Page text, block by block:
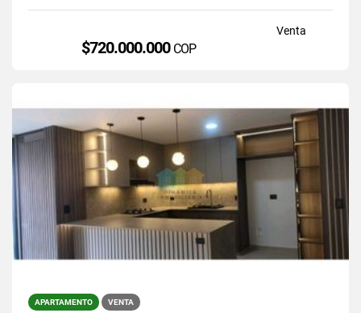
Venta
$720.000.000 COP
APARTAMENTO VENTA